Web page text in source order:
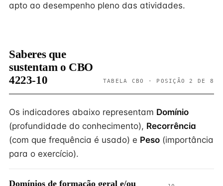
apto ao desempenho pleno das atividades.
Saberes que
sustentam o CBO
4223-10
TABELA CBO · POSIÇÃO 2 DE 8
Os indicadores abaixo representam Domínio
(profundidade do conhecimento), Recorrência
(com que frequência é usado) e Peso (importância
para o exercício).
Domínios de formação geral e/ou